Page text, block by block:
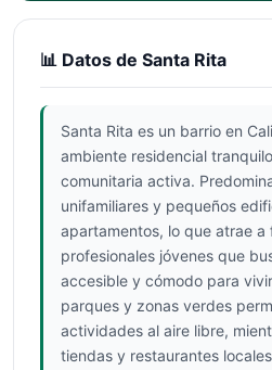
📊 Datos de Santa Rita
Santa Rita es un barrio en
ambiente residencial
comunitaria activa.
unifamiliares y pequeños
apartamentos, lo que atrae a
profesionales jóvenes que
accesible y cómodo para
parques y zonas verdes
actividades al aire libre,
tiendas y restaurantes